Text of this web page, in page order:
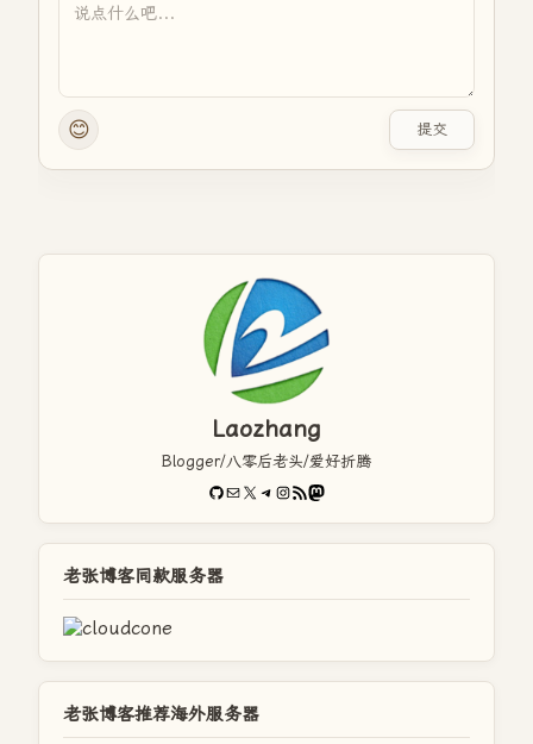
😊 提交
Laozhang
Blogger/八零后老头/爱好折腾
GitHub
电子邮件X Telegram
Instagram
RSS FeedMastodon
老张博客同款服务器
老张博客推荐海外服务器